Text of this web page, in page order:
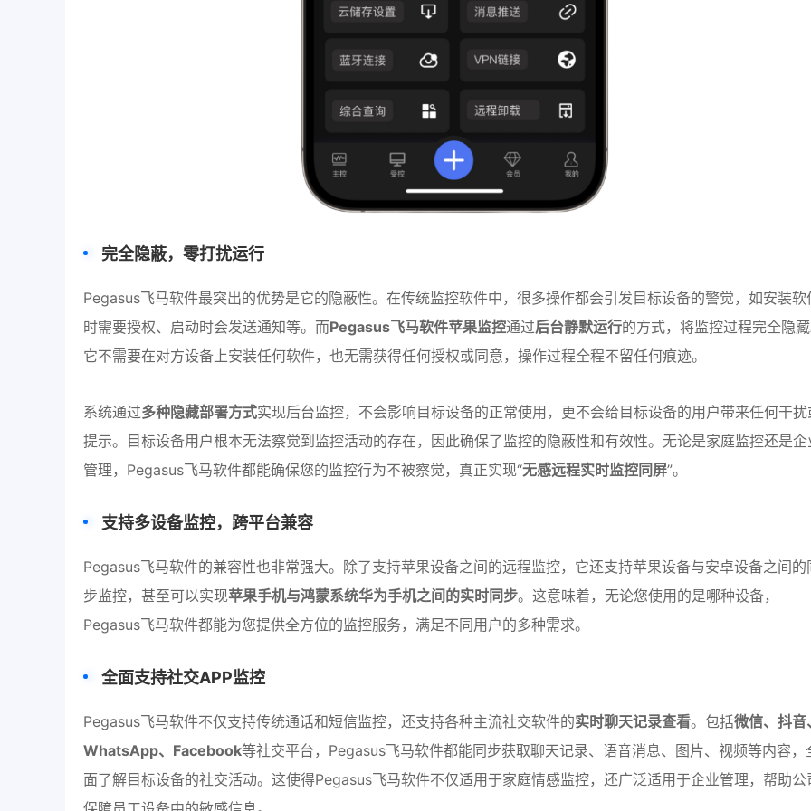
完全隐蔽，零打扰运行
Pegasus飞马软件最突出的优势是它的隐蔽性。在传统监控软件中，很多操作都会引发目标设备的警觉，如安装软
时需要授权、启动时会发送通知等。而Pegasus飞马软件苹果监控通过后台静默运行的方式，将监控过程完全隐
它不需要在对方设备上安装任何软件，也无需获得任何授权或同意，操作过程全程不留任何痕迹。
系统通过多种隐藏部署方式实现后台监控，不会影响目标设备的正常使用，更不会给目标设备的用户带来任何干扰
提示。目标设备用户根本无法察觉到监控活动的存在，因此确保了监控的隐蔽性和有效性。无论是家庭监控还是企
管理，Pegasus飞马软件都能确保您的监控行为不被察觉，真正实现“无感远程实时监控同屏”。
支持多设备监控，跨平台兼容
Pegasus飞马软件的兼容性也非常强大。除了支持苹果设备之间的远程监控，它还支持苹果设备与安卓设备之间的
步监控，甚至可以实现苹果手机与鸿蒙系统华为手机之间的实时同步。这意味着，无论您使用的是哪种设备，
Pegasus飞马软件都能为您提供全方位的监控服务，满足不同用户的多种需求。
全面支持社交APP监控
Pegasus飞马软件不仅支持传统通话和短信监控，还支持各种主流社交软件的实时聊天记录查看。包括微信、抖音
WhatsApp、Facebook等社交平台，Pegasus飞马软件都能同步获取聊天记录、语音消息、图片、视频等内容，
面了解目标设备的社交活动。这使得Pegasus飞马软件不仅适用于家庭情感监控，还广泛适用于企业管理，帮助公